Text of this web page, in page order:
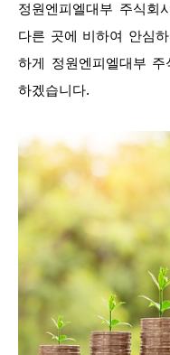
정원엔피엘대부 주식회
다른 곳에 비하여 안심
하게 정원엔피엘대부
하겠습니다.